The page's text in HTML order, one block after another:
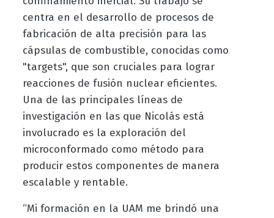
centra en el desarrollo de procesos de
fabricación de alta precisión para las
cápsulas de combustible, conocidas como
"targets", que son cruciales para lograr
reacciones de fusión nuclear eficientes.
Una de las principales líneas de
investigación en las que Nicolás está
involucrado es la exploración del
microconformado como método para
producir estos componentes de manera
escalable y rentable.
“Mi formación en la UAM me brindó una